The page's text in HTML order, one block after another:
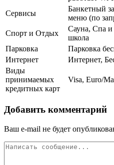
Сервисы
Банкетный
меню (по
Спорт и Отдых
Сауна, Спа и
школа
Парковка
Парковка
Интернет
Интернет,
Виды
принимаемых
кредитных карт
Visa, Euro/
Добавить комментарий
Ваш e-mail не будет